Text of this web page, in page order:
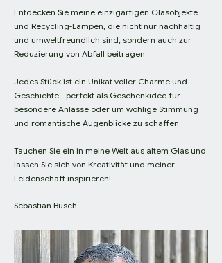
Entdecken Sie meine einzigartigen Glasobjekte
und Recycling-Lampen, die nicht nur nachhaltig
und umweltfreundlich sind, sondern auch zur
Reduzierung von Abfall beitragen.
Jedes Stück ist ein Unikat voller Charme und
Geschichte - perfekt als Geschenkidee für
besondere Anlässe oder um wohlige Stimmung
und romantische Augenblicke zu schaffen.
Tauchen Sie ein in meine Welt aus altem Glas und
lassen Sie sich von Kreativität und meiner
Leidenschaft inspirieren!
Sebastian Busch